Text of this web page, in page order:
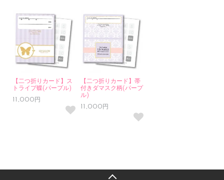
【二つ折りカード】ス
トライプ蝶(パープル)
11,000円
【二つ折りカード】帯
付きダマスク柄(パープ
ル)
11,000円